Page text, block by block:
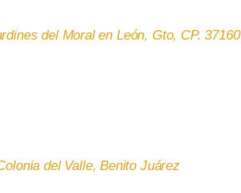
del Moral en León, Gto, CP. 37160
del Valle, Benito Juárez